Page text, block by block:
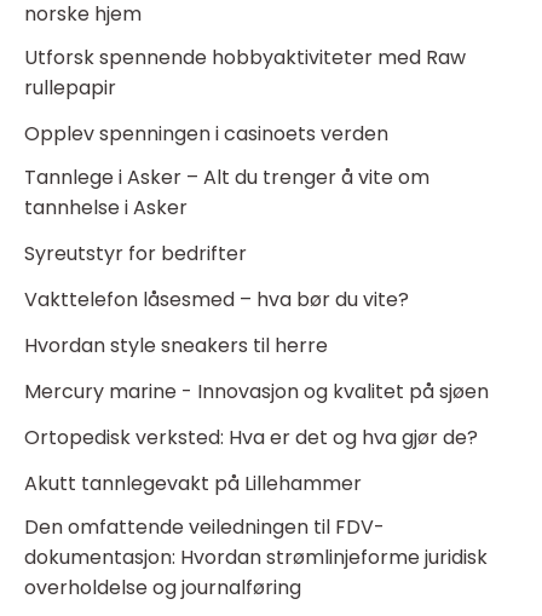
norske hjem
Utforsk spennende hobbyaktiviteter med Raw
rullepapir
Opplev spenningen i casinoets verden
Tannlege i Asker – Alt du trenger å vite om
tannhelse i Asker
Syreutstyr for bedrifter
Vakttelefon låsesmed – hva bør du vite?
Hvordan style sneakers til herre
Mercury marine - Innovasjon og kvalitet på sjøen
Ortopedisk verksted: Hva er det og hva gjør de?
Akutt tannlegevakt på Lillehammer
Den omfattende veiledningen til FDV-
dokumentasjon: Hvordan strømlinjeforme juridisk
overholdelse og journalføring